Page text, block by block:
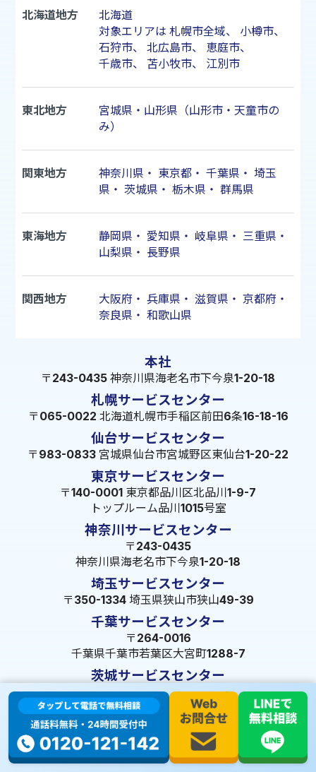
北海道地方
北海道
対象エリアは 札幌市全域、 小樽市、
石狩市、 北広島市、 恵庭市、
千歳市、 苫小牧市、 江別市
東北地方
宮城県・山形県（山形市・天童市の
み）
関東地方 神奈川県 ・ 東京都・ 千葉県 ・ 埼玉
県 ・ 茨城県 ・ 栃木県 ・ 群馬県
東海地方 静岡県 ・ 愛知県 ・ 岐阜県 ・ 三重県 ・
山梨県 ・ 長野県
関西地方 大阪府 ・ 兵庫県 ・ 滋賀県 ・ 京都府 ・
奈良県 ・ 和歌山県
本社
〒243-0435 神奈川県海老名市下今泉1-20-18
札幌サービスセンター
〒065-0022 北海道札幌市手稲区前田6条16-18-16
仙台サービスセンター
〒983-0833 宮城県仙台市宮城野区東仙台1-20-22
東京サービスセンター
〒140-0001 東京都品川区北品川1-9-7
トップルーム品川1015号室
神奈川サービスセンター
〒243-0435
神奈川県海老名市下今泉1-20-18
埼玉サービスセンター
〒350-1334 埼玉県狭山市狭山49-39
千葉サービスセンター
〒264-0016
千葉県千葉市若葉区大宮町1288-7
茨城サービスセンター
〒309-1717 茨城県笠間市旭町322-2 102号
長野サービスセンター
〒380-0921 長野県長野市大字栗田653-141 皐月ビル
名古屋サービスセンター
〒455-0014 名古屋市港区港楽3-13-22